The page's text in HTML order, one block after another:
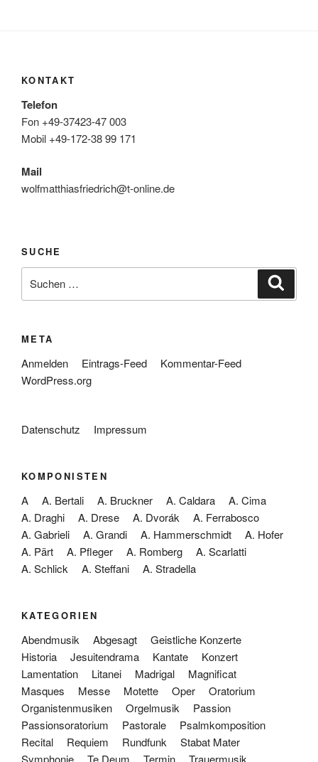
KONTAKT
Telefon
Fon +49-37423-47 003
Mobil +49-172-38 99 171
Mail
wolfmatthiasfriedrich@t-online.de
SUCHE
nach:
META
Anmelden Eintrags-Feed
Kommentar-Feed
WordPress.org
Datenschutz Impressum
KOMPONISTEN
A A. Bertali A. Bruckner A. Caldara
A. Cima
A. Draghi
A. Drese A. Dvorák
A. Ferrabosco
A. Gabrieli
A. Grandi A. Hammerschmidt
A. Hofer
A. Pärt
A. Pfleger A. Romberg
A. Scarlatti
A. Schlick
A. Steffani A. Stradella
KATEGORIEN
Abendmusik Abgesagt
Geistliche Konzerte
Historia
Jesuitendrama Kantate
Konzert
Lamentation
Litanei Madrigal
Magnificat
Masques
Messe Motette Oper
Oratorium
Organistenmusiken
Orgelmusik
Passion
Passionsoratorium
Pastorale
Psalmkomposition
Recital
Requiem Rundfunk
Stabat Mater
Symphonie
Te Deum Termin Trauermusik